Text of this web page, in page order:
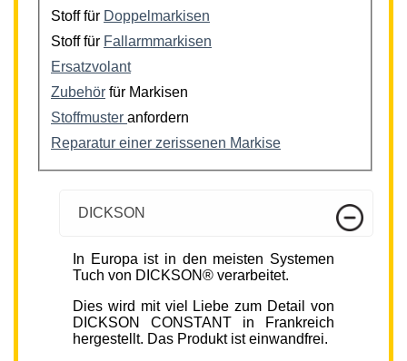
Stoff für Doppelmarkisen
Stoff für Fallarmmarkisen
Ersatzvolant
Zubehör für Markisen
Stoffmuster anfordern
Reparatur einer zerissenen Markise
DICKSON
In Europa ist in den meisten Systemen
Tuch von DICKSON® verarbeitet.
Dies wird mit viel Liebe zum Detail von
DICKSON CONSTANT in Frankreich
hergestellt. Das Produkt ist einwandfrei.